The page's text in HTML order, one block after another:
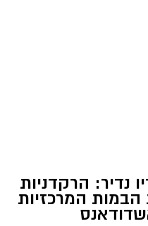
נדיר: הרקדניות
הבמות המרכזיות